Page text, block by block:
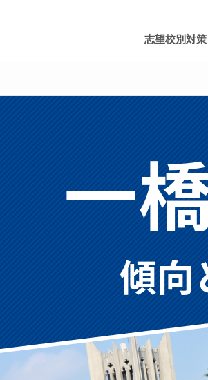
志望校別対策
一
傾向